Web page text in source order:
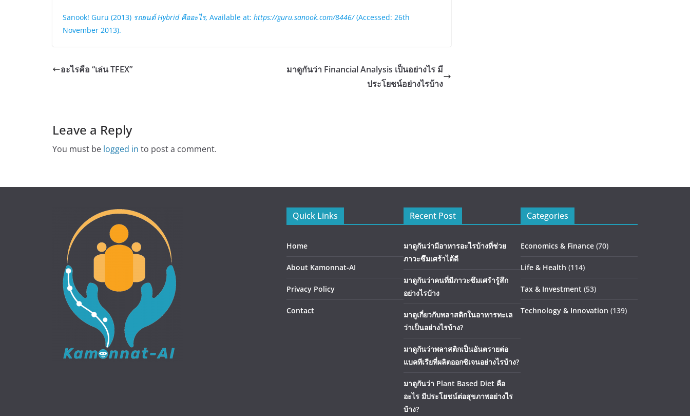
Sanook! Guru (2013) รถยนต์ Hybrid คืออะไร, Available at: https://guru.sanook.com/8446/(Accessed: 26th
November 2013).
อะไรคือ “เล่น TFEX”
มาดูกันว่า Financial Analysis เป็นอย่างไร มี
ประโยชน์อย่างไรบ้าง
Leave a Reply
You must be logged in to post a comment.
Quick Links
Home
About Kamonnat-AI
Privacy Policy
Contact
Recent Post
มาดูกันว่ามีอาหารอะไรบ้างที่ช่วย
ภาวะซึมเศร้าได้ดี
มาดูกันว่าคนที่มีภาวะซึมเศร้ารู้สึก
อย่างไรบ้าง
มาดูเกี่ยวกับพลาสติกในอาหารทะเล
ว่าเป็นอย่างไรบ้าง?
มาดูกันว่าพลาสติกเป็นอันตรายต่อ
แบคทีเรียที่ผลิตออกซิเจนอย่างไรบ้าง?
มาดูกันว่า Plant Based Diet คือ
อะไร มีประโยชน์ต่อสุขภาพอย่างไร
บ้าง?
Categories
Economics & Finance (70)
Life & Health (114)
Tax & Investment (53)
Technology & Innovation (139)